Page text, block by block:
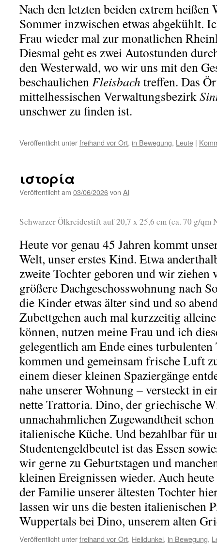
Nach den letzten beiden extrem heißen
Sommer inzwischen etwas abgekühlt.
Frau wieder mal zur monatlichen
Diesmal geht es zwei Autostunden
den Westerwald, wo wir uns mit den
beschaulichenFleisbach treffen. Das
mittelhessischen Verwaltungsbezirk
unschwer zu finden ist.
Veröffentlicht unterfreihand vor Ort, in Bewegung, Leute |
ιστορία
Veröffentlicht am 03/06/2026von Al
Schwarzer Ölkreidestift auf 20,7 x 25,6 cm (ca. 70 g/qm
Heute vor genau 45 Jahren kommt
Welt, unser erstes Kind. Etwa
zweite Tochter geboren und wir
größere Dachgeschosswohnung nach
die Kinder etwas älter sind und so
Zubettgehen auch mal kurzzeitig
können, nutzen meine Frau und ich
gelegentlich am Ende eines turbulenten
kommen und gemeinsam frische Luft
einem dieser kleinen Spaziergänge
nahe unserer Wohnung – versteckt in
nette Trattoria. Dino, der griechische
unnachahmlichen Zugewandtheit
italienische Küche. Und bezahlbar für
Studentengeldbeutel ist das Essen
wir gerne zu Geburtstagen und
kleinen Ereignissen wieder. Auch
der Familie unserer ältesten Tochter
lassen wir uns die besten italienischen
Wuppertals bei Dino, unserem alten
Veröffentlicht unterfreihand vor Ort, Helldunkel, in Bewegung,